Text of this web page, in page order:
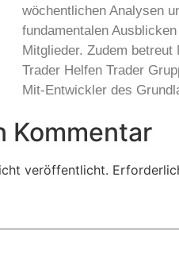
wöchentlichen Analysen
fundamentalen
Mitglieder. Zudem betreut
Trader Helfen Trader
Mit-Entwickler des
Kommentar
veröffentlicht.